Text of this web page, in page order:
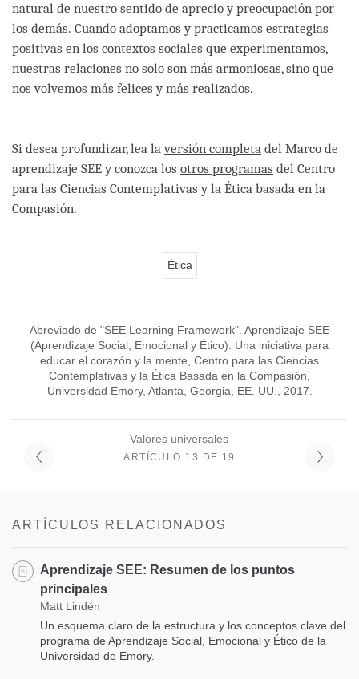
natural de nuestro sentido de aprecio y preocupación por
los demás. Cuando adoptamos y practicamos estrategias
positivas en los contextos sociales que experimentamos,
nuestras relaciones no solo son más armoniosas, sino que
nos volvemos más felices y más realizados.
Si desea profundizar, lea laversión completa del Marco de
aprendizaje SEE y conozca los otros programas del Centro
para las Ciencias Contemplativas y la Ética basada en la
Compasión.
Ética
Abreviado de "SEE Learning Framework". Aprendizaje SEE
(Aprendizaje Social, Emocional y Ético): Una iniciativa para
educar el corazón y la mente, Centro para las Ciencias
Contemplativas y la Ética Basada en la Compasión,
Universidad Emory, Atlanta, Georgia, EE. UU., 2017.
Valores universales
ARTÍCULO 13 DE 19
ARTÍCULOS RELACIONADOS
Aprendizaje SEE: Resumen de los puntos
principales
Matt Lindén
Un esquema claro de la estructura y los conceptos clave del
programa de Aprendizaje Social, Emocional y Ético de la
Universidad de Emory.